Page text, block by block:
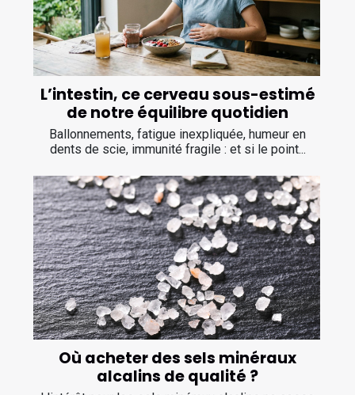
L’intestin, ce cerveau sous-estimé
de notre équilibre quotidien
Ballonnements, fatigue inexpliquée, humeur en
dents de scie, immunité fragile : et si le point...
Où acheter des sels minéraux
alcalins de qualité ?